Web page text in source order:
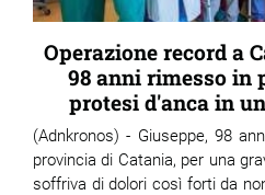
Operazione record a
98 anni rimesso in
protesi d'anca in
(Adnkronos) - Giuseppe, 98
provincia di Catania, per una
soffriva di dolori così forti da